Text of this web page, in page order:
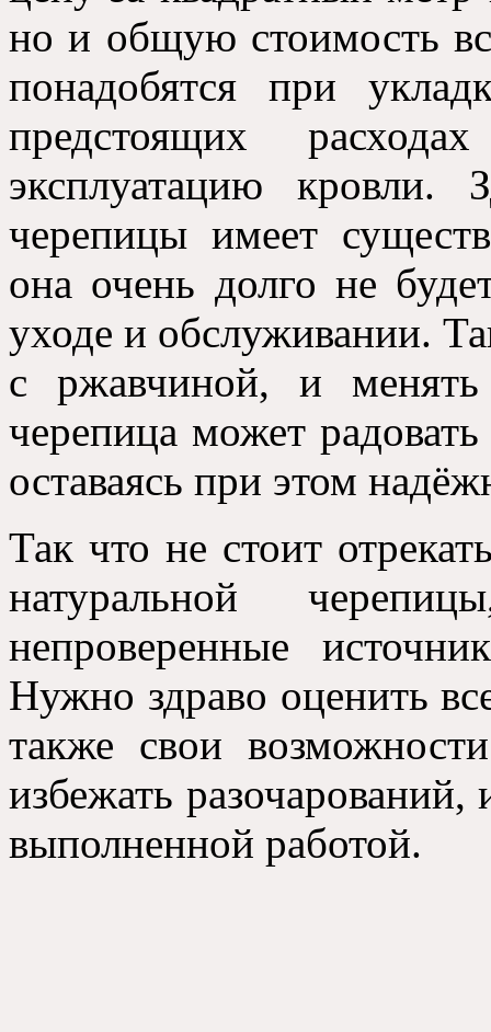
но и общую стоимость
понадобятся при
предстоящих
эксплуатацию кровли.
черепицы имеет
она очень долго не
уходе и обслуживании.
с ржавчиной, и менять
черепица может
оставаясь при этом
Так что не стоит
натуральной
непроверенные
Нужно здраво оценить
также свои
избежать разочарований,
выполненной работой.